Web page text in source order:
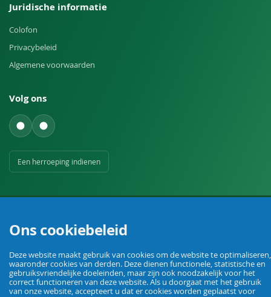
Juridische informatie
Colofon
Privacybeleid
Algemene voorwaarden
Volg ons
Een herroeping indienen
Uw vakhandel voor landbouw, veehouderij, huis, erf en tuin.
© Agrarking. Alle rechten voorbehouden.
Ons cookiebeleid
Deze website maakt gebruik van cookies om de website te optimaliseren,
waaronder cookies van derden. Deze dienen functionele, statistische en
gebruiksvriendelijke doeleinden, maar zijn ook noodzakelijk voor het
correct functioneren van deze website. Als u doorgaat met het gebruik
van onze website, accepteert u dat er cookies worden geplaatst voor